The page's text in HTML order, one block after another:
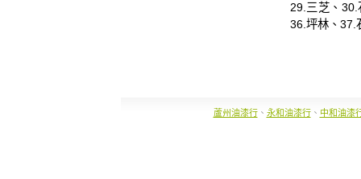
29. 三芝 、30.
36. 坪林 、37.
蘆州油漆行、 永和油漆行、 中和油漆